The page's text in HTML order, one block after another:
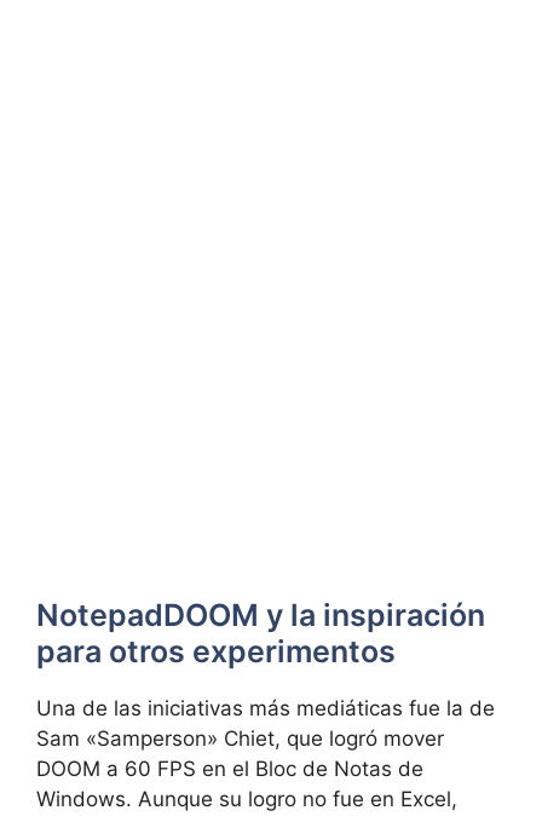
NotepadDOOM y la inspiración
para otros experimentos
Una de las iniciativas más mediáticas fue la de
Sam «Samperson» Chiet, que logró mover
DOOM a 60 FPS en el Bloc de Notas de
Windows. Aunque su logro no fue en Excel,